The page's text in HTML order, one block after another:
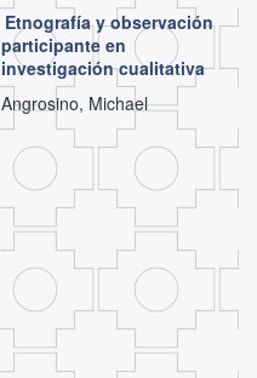
Etnografía y observación
participante en
investigación cualitativa
Angrosino, Michael